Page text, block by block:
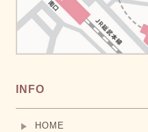
INFO
HOME